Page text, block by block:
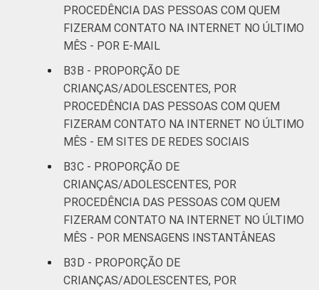
PROCEDÊNCIA DAS PESSOAS COM QUEM
FIZERAM CONTATO NA INTERNET NO ÚLTIMO
MÊS - POR E-MAIL
B3B - PROPORÇÃO DE
CRIANÇAS/ADOLESCENTES, POR
PROCEDÊNCIA DAS PESSOAS COM QUEM
FIZERAM CONTATO NA INTERNET NO ÚLTIMO
MÊS - EM SITES DE REDES SOCIAIS
B3C - PROPORÇÃO DE
CRIANÇAS/ADOLESCENTES, POR
PROCEDÊNCIA DAS PESSOAS COM QUEM
FIZERAM CONTATO NA INTERNET NO ÚLTIMO
MÊS - POR MENSAGENS INSTANTÂNEAS
B3D - PROPORÇÃO DE
CRIANÇAS/ADOLESCENTES, POR